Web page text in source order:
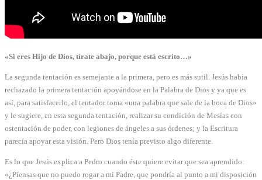
«Si eres Hijo de Dios, tírate abajo, porque está escrito…»
La segunda tentación es semejante a la primera, pero es más sutil. Jesús había
rechazado la primera tentación apoyándose en la Palabra de Dios y ya que es
así, para satisfacerlo, el tentador toma «una palabra que sale de la boca de Dios»
y le sugiere, en esta segunda tentación, realizar su condición de Mesías con
ostentación de poder, con legiones de ángeles a sus órdenes; y la Escritura
parecía apoyar esta visión. Pero Dios tenía previsto algo diferente.
Es lo que Jesús explica a Pedro cuando éste quiere evitar que sea aprendido:
«¿Piensas que no puedo rogar a mi Padre, que pondría al punto a mi disposición